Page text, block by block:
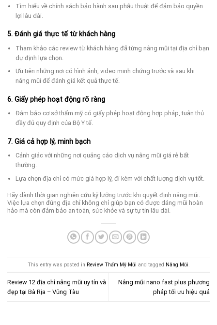
Tìm hiểu về chính sách bảo hành sau phẫu thuật để đảm bảo quyền
lợi lâu dài.
5. Đánh giá thực tế từ khách hàng
Tham khảo các review từ khách hàng đã từng nâng mũi tại địa chỉ bạn
dự định lựa chọn.
Ưu tiên những nơi có hình ảnh, video minh chứng trước và sau khi
nâng mũi để đánh giá kết quả thực tế.
6. Giấy phép hoạt động rõ ràng
Đảm bảo cơ sở thẩm mỹ có giấy phép hoạt động hợp pháp, tuân thủ
đầy đủ quy định của Bộ Y tế.
7. Giá cả hợp lý, minh bạch
Cảnh giác với những nơi quảng cáo dịch vụ nâng mũi giá rẻ bất
thường.
Lựa chọn địa chỉ có mức giá hợp lý, đi kèm với chất lượng dịch vụ tốt.
Hãy dành thời gian nghiên cứu kỹ lưỡng trước khi quyết định nâng mũi.
Việc lựa chọn đúng địa chỉ không chỉ giúp bạn có được dáng mũi hoàn
hảo mà còn đảm bảo an toàn, sức khỏe và sự tự tin lâu dài.
This entry was posted in Review Thẩm Mỹ Mũi and tagged Nâng Mũi
Review 12 địa chỉ nâng mũi uy tín và
đẹp tại Bà Rịa – Vũng Tàu
Nâng mũi nano fast plus phương
pháp tối ưu hiệu quả